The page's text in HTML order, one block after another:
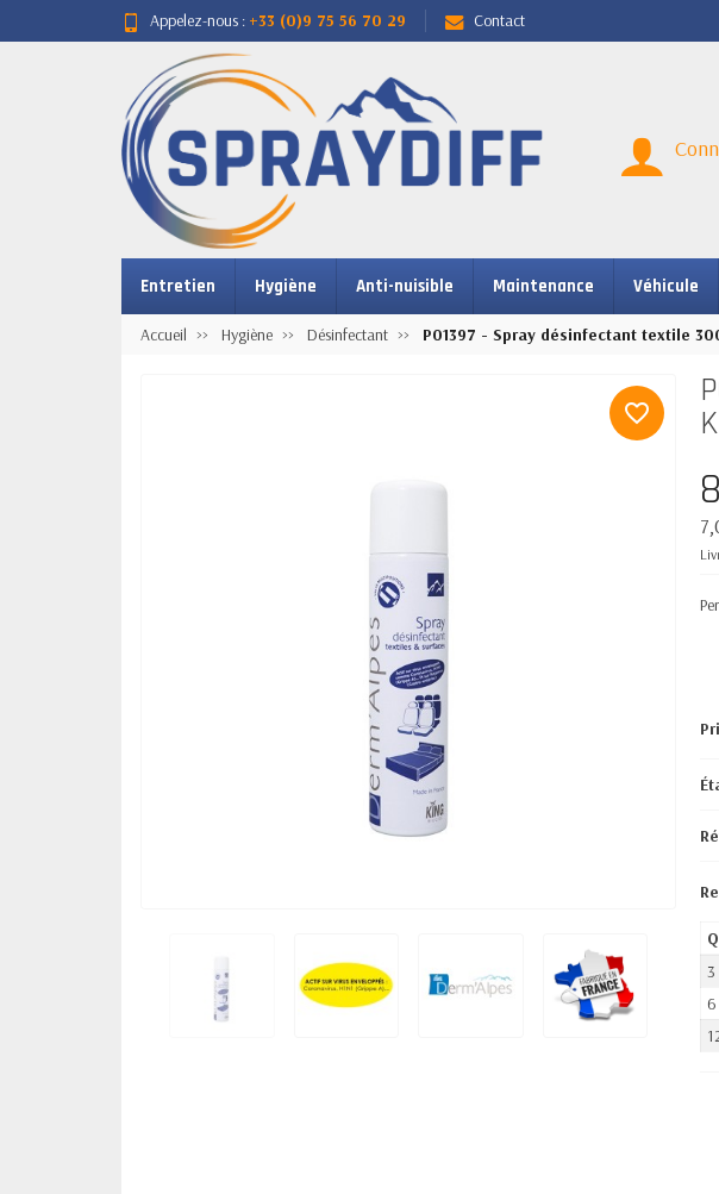
Appelez-nous : +33 (0)9 75 56 70 29 Contact
Entretien Hygiène Anti-nuisible Maintenance Véhicule
Accueil Hygiène Désinfectant P01397 - Spray désinfectant textile
favorite_border
3
6